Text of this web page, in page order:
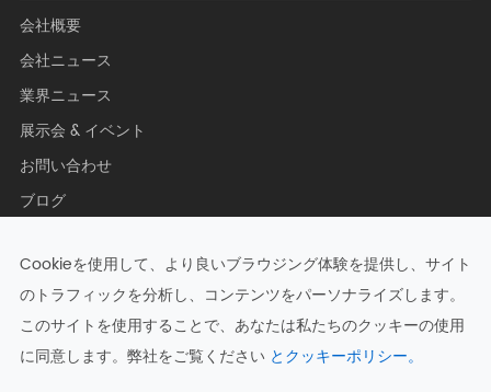
会社概要
会社ニュース
業界ニュース
展示会 & イベント
お問い合わせ
ブログ
著作権 © Hangzhou Zkong Networks Co., Ltd. すべての権利予
約.
Cookieを使用して、より良いブラウジング体験を提供し、サイト
のトラフィックを分析し、コンテンツをパーソナライズします。
このサイトを使用することで、あなたは私たちのクッキーの使用
に同意します。弊社をご覧ください とクッキーポリシー。